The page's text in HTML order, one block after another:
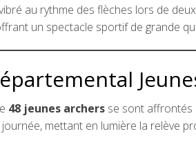
au rythme des flèches lors de
un spectacle sportif de grande
48 jeunes archers se sont affrontés
mettant en lumière la relève